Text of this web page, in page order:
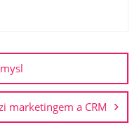
marketingem a CRM